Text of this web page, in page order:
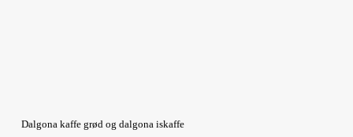
Dalgona kaffe grød og dalgona iskaffe